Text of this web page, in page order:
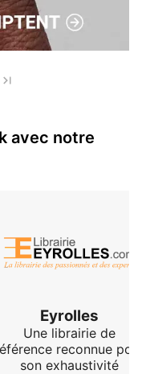
avec notre
Eyrolles
Une librairie de
reconnue
son exhaustivité